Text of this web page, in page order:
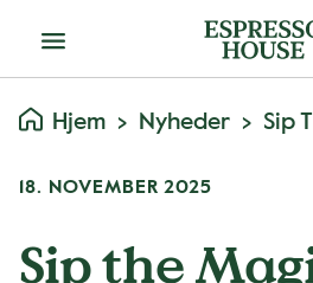
Menu
Hjem Nyheder Sip
18. NOVEMBER 2025
Sip the